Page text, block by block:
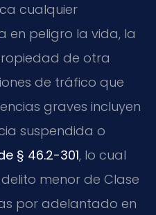
cualquier
en peligro la vida, la
de otra
de tráfico que
graves incluyen
suspendida o
§ 46.2-301, lo cual
menor de Clase
por adelantado en